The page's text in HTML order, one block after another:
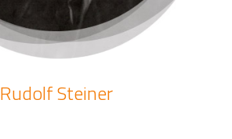
Rudolf Steiner